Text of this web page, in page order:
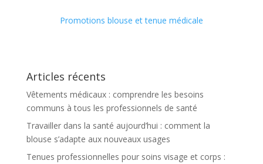
Promotions blouse et tenue médicale
Articles récents
Vêtements médicaux : comprendre les besoins
communs à tous les professionnels de santé
Travailler dans la santé aujourd’hui : comment la
blouse s’adapte aux nouveaux usages
Tenues professionnelles pour soins visage et corps :